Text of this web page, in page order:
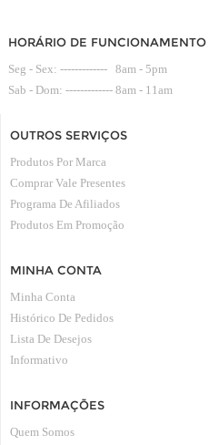
HORÁRIO DE FUNCIONAMENTO
Seg - Sex: ------------- 8am - 5pm
Sab - Dom: ------------- 8am - 11am
OUTROS SERVIÇOS
Produtos Por Marca
Comprar Vale Presentes
Programa De Afiliados
Produtos Em Promoção
MINHA CONTA
Minha Conta
Histórico De Pedidos
Lista De Desejos
Informativo
INFORMAÇÕES
Quem Somos